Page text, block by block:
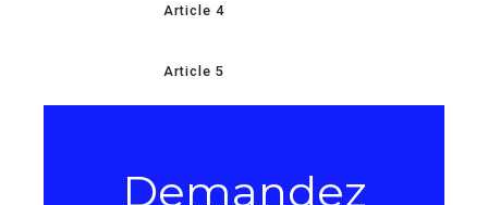
Article 4
Article 5
Demandez